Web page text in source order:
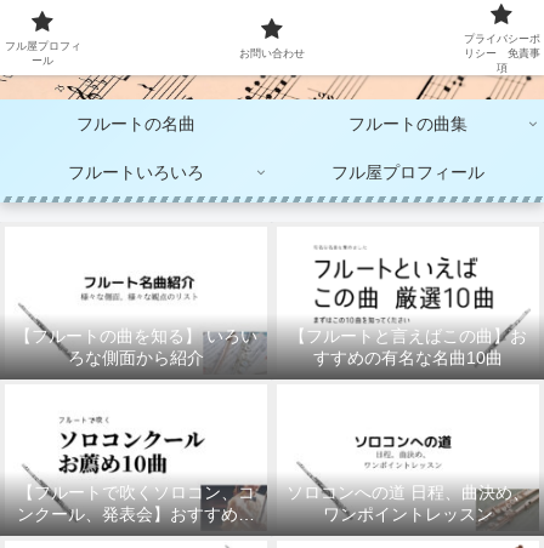
大人のフルート演奏
フルートの名曲 フルートの曲集
フルートいろいろ フル屋プロフィール
【フルートの曲を知る】 いろい
ろな側面から紹介
【フルートと言えばこの曲】お
すすめの有名な名曲10曲
【フルートで吹くソロコン、コ
ンクール、発表会】おすすめの
10曲
ソロコンへの道 日程、曲決め、
ワンポイントレッスン
フル屋プロフィ
ール
お問い合わせ
プライバシーポ
リシー 免責事
項